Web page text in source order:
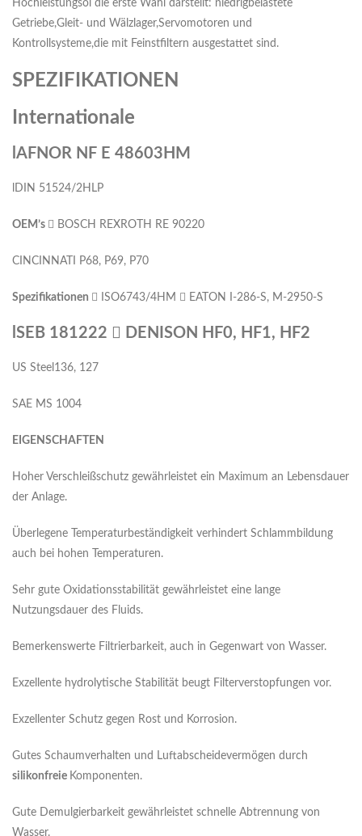
Hochleistungsöl die erste Wahl darstellt: niedrigbelastete
Getriebe,Gleit- und Wälzlager,Servomotoren und
Kontrollsysteme,die mit Feinstfiltern ausgestattet sind.
SPEZIFIKATIONEN
Internationale
lAFNOR NF E 48603HM
lDIN 51524/2HLP
O EM’s  BOSCH REXROTH RE 90220
CINCINNATI P68, P69, P70
Spezifikationen  ISO6743/4HM  EATON I-286-S, M-2950-S
lSEB 181222  DENISON HF0, HF1, HF2
US Steel136, 127
SAE MS 1004
EIGENSCHAFTEN
Hoher Verschleißschutz gewährleistet ein Maximum an Lebensdauer
der Anlage.
Überlegene Temperaturbeständigkeit verhindert Schlammbildung
auch bei hohen Temperaturen.
Sehr gute Oxidationsstabilität gewährleistet eine lange
Nutzungsdauer des Fluids.
Bemerkenswerte Filtrierbarkeit, auch in Gegenwart von Wasser.
Exzellente hydrolytische Stabilität beugt Filterverstopfungen vor.
Exzellenter Schutz gegen Rost und Korrosion.
Gutes Schaumverhalten und Luftabscheidevermögen durch
silikonfreie Komponenten.
Gute Demulgierbarkeit gewährleistet schnelle Abtrennung von
Wasser.